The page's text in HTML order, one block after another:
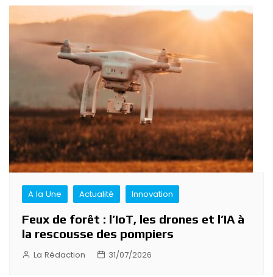
A la Une Actualité Innovation
Feux de forêt : l’IoT, les drones et l’IA à
la rescousse des pompiers
La Rédaction 31/07/2026